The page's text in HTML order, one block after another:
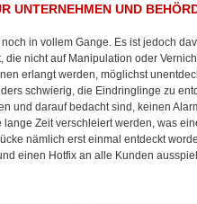
UNTERNEHMEN UND
in vollem Gange. Es ist jedoch
die nicht auf Manipulation oder
erlangt werden, möglichst
schwierig, die Eindringlinge zu
und darauf bedacht sind, keinen
lange Zeit verschleiert werden, was
nämlich erst einmal entdeckt
einen Hotfix an alle Kunden